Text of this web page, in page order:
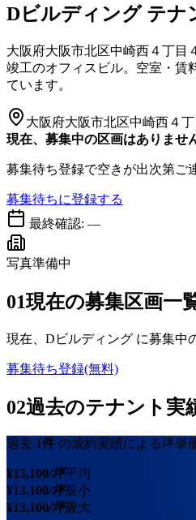
Dビルディング テナ
大阪府大阪市北区中崎西４丁目
竣工のオフィスビル。空室・賃
ています。
大阪府大阪市北区中崎西４
現在、募集中の区画はありませ
募集待ち登録で空きが出次第ご
募集待ちに登録する
最終確認: —
写真準備中
01現在の募集区画一
現在、 Dビルディング に募集中
募集待ち登録(無料)
02過去のテナント実
過去 1件 の成約実績による坪単
¥13,100/坪平均
¥13,100/坪最小
¥13,100/坪最大